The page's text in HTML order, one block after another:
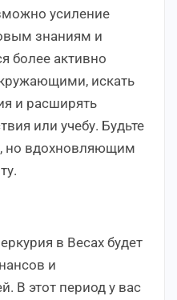
усиление
знаниям и
более активно
искать
и расширять
или учебу. Будьте
но вдохновляющим
в Весах будет
и
В этот период у вас